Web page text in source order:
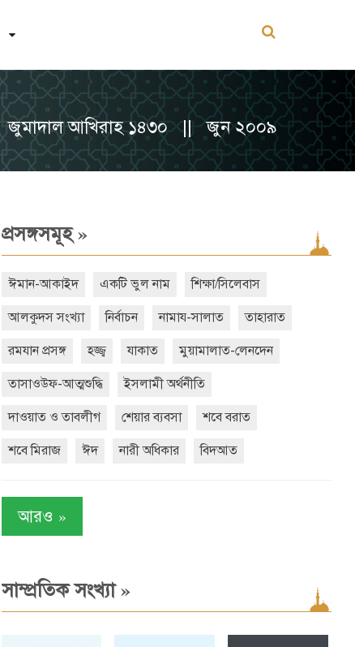
জুমাদাল আখিরাহ ১৪৩০ || জুন ২০০৯
প্রসঙ্গসমূহ»
ঈমান-আকাইদ একটি ভুল নাম শিক্ষা/সিলেবাস
আলকুদস সংখ্যা নির্বাচন নামায-সালাত তাহারাত
রমযান প্রসঙ্গ হজ্জ্ব যাকাত মুয়ামালাত-লেনদেন
তাসাওউফ-আত্মশুদ্ধি ইসলামী অর্থনীতি
দাওয়াত ও তাবলীগ শেয়ার ব্যবসা শবে বরাত
শবে মিরাজ ঈদ নারী অধিকার বিদআত
আরও »
সাম্প্রতিক সংখ্যা»